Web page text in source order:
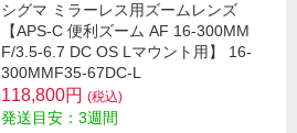
シグマ ミラーレス用ズームレンズ
【APS-C 便利ズーム AF 16-300MM
F/3.5-6.7 DC OS Lマウント用】 16-
300MMF35-67DC-L
118,800円 (税込)
発送目安：3週間